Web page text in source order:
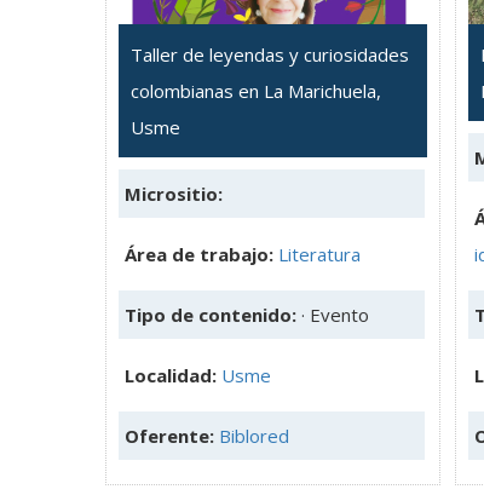
Taller de leyendas y curiosidades
colombianas en La Marichuela,
Usme
Micrositio:
Área de trabajo: Literatura
Tipo de contenido: · Evento
Localidad: Usme
Oferente: Biblored